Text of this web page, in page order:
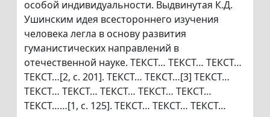
особой индивидуальности. Выдвинутая К.Д.
Ушинским идея всестороннего изучения
человека легла в основу развития
гуманистических направлений в
отечественной науке. ТЕКСТ… ТЕКСТ… ТЕКСТ…
ТЕКСТ…[2, c. 201]. ТЕКСТ… ТЕКСТ…[3] ТЕКСТ…
ТЕКСТ… ТЕКСТ… ТЕКСТ… ТЕКСТ… ТЕКСТ…
ТЕКСТ……[1, с. 125]. ТЕКСТ… ТЕКСТ… ТЕКСТ…